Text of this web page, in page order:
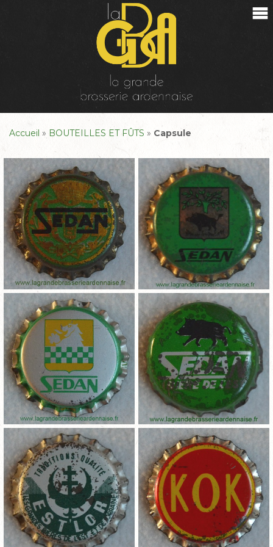
Accueil » BOUTEILLES ET FÛTS » Capsule